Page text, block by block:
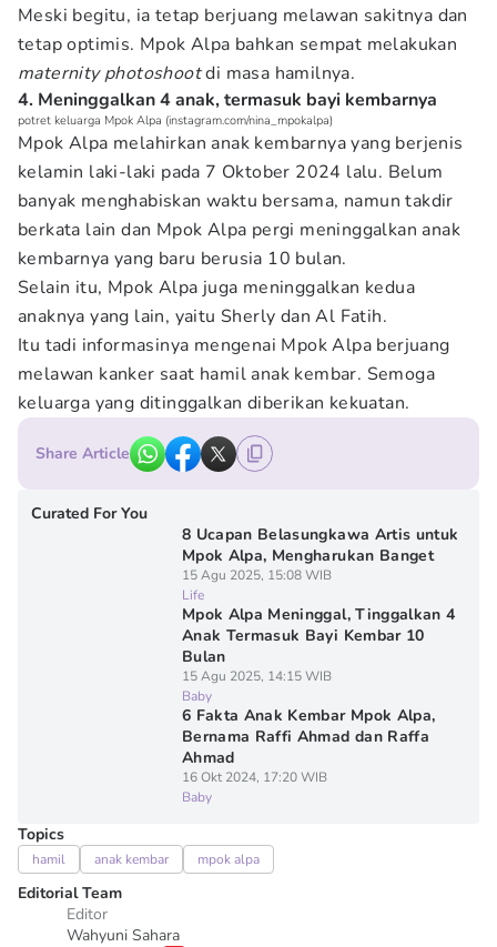
Meski begitu, ia tetap berjuang melawan sakitnya dan
tetap optimis. Mpok Alpa bahkan sempat melakukan
maternity photoshootdi masa hamilnya.
4. Meninggalkan 4 anak, termasuk bayi kembarnya
potret keluarga Mpok Alpa (instagram.com/nina_mpokalpa)
Mpok Alpa melahirkan anak kembarnya yang berjenis
kelamin laki-laki pada 7 Oktober 2024 lalu. Belum
banyak menghabiskan waktu bersama, namun takdir
berkata lain dan Mpok Alpa pergi meninggalkan anak
kembarnya yang baru berusia 10 bulan.
Selain itu, Mpok Alpa juga meninggalkan kedua
anaknya yang lain, yaitu Sherly dan Al Fatih.
Itu tadi informasinya mengenai Mpok Alpa berjuang
melawan kanker saat hamil anak kembar. Semoga
keluarga yang ditinggalkan diberikan kekuatan.
Share Article
Curated For You
8 Ucapan Belasungkawa Artis untuk
Mpok Alpa, Mengharukan Banget
15 Agu 2025, 15:08 WIB
Life
Mpok Alpa Meninggal, Tinggalkan 4
Anak Termasuk Bayi Kembar 10
Bulan
15 Agu 2025, 14:15 WIB
Baby
6 Fakta Anak Kembar Mpok Alpa,
Bernama Raffi Ahmad dan Raffa
Ahmad
16 Okt 2024, 17:20 WIB
Baby
Topics
hamil anak kembar mpok alpa
Editorial Team
Editor
Wahyuni Sahara